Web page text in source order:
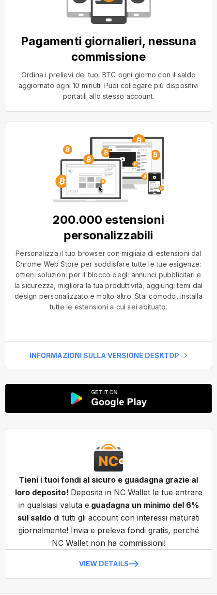
Pagamenti giornalieri, nessuna
commissione
Ordina i prelievi dei tuoi BTC ogni giorno con il saldo
aggiornato ogni 10 minuti. Puoi collegare più dispositivi
portatili allo stesso account.
200.000 estensioni
personalizzabili
Personalizza il tuo browser con migliaia di estensioni dal
Chrome Web Store per soddisfare tutte le tue esigenze:
ottieni soluzioni per il blocco degli annunci pubblicitari e
la sicurezza, migliora la tua produttività, aggiungi temi dal
design personalizzato e molto altro. Stai comodo, installa
tutte le estensioni a cui sei abituato.
INFORMAZIONI SULLA VERSIONE DESKTOP
Tieni i tuoi fondi al sicuro e guadagna grazie al
loro deposito! Deposita in NC Wallet le tue entrare
in qualsiasi valuta e guadagna un minimo del 6%
sul saldo di tutti gli account con interessi maturati
giornalmente! Invia e preleva fondi gratis, perché
NC Wallet non ha commissioni!
VIEW DETAILS